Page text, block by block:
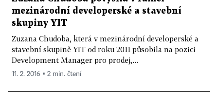
mezinárodní developerské a stavební
skupiny YIT
Zuzana Chudoba, která v mezinárodní developerské a
stavební skupině YIT od roku 2011 působila na pozici
Development Manager pro prodej,...
11. 2. 2016 ▪ 2 min. čtení